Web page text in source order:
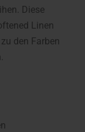
Diese
Linen
den Farben